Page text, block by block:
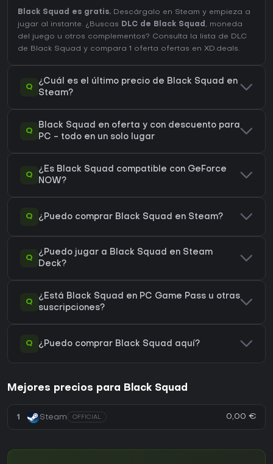
Black Squad es gratis. Descárgalo en Steam y empieza a
jugar al instante. ¿Buscas DLC de Black Squad , moneda
del juego u otros complementos? Consulta la lista de DLC
de Black Squad y compara 1 oferta ofertas en XD.deals.
Q
¿Cuál es el último precio de Black Squad en
Steam?
Q
Black Squad en oferta y con descuento para
PC - todo en un solo lugar
Q
¿Es Black Squad compatible con GeForce
NOW?
Q ¿Puedo comprar Black Squad en Steam?
Q
¿Puedo jugar a Black Squad en Steam
Deck?
Q
¿Está Black Squad en PC Game Pass u otras
suscripciones?
Q ¿Puedo comprar Black Squad aquí?
Mejores precios para Black Squad
1 Steam OFFICIAL 0,00 €